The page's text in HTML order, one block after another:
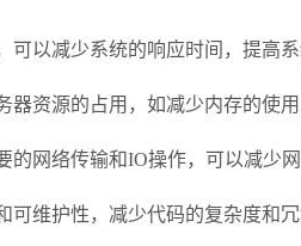
可以减少系统的响应时间，提高
器资源的占用，如减少内存的使
的网络传输和IO操作，可以减少
可维护性，减少代码的复杂度和